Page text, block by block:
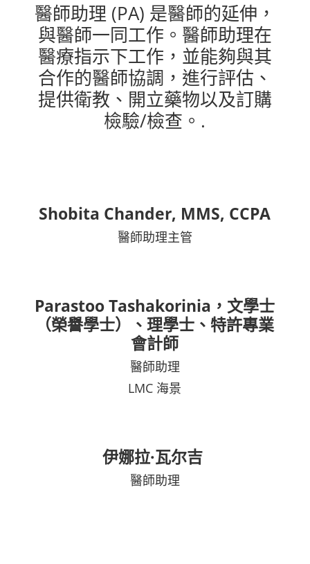
醫師助理 (PA) 是醫師的延伸，
與醫師一同工作。醫師助理在
醫療指示下工作，並能夠與其
合作的醫師協調，進行評估、
提供衛教、開立藥物以及訂購
檢驗/檢查。.
Shobita Chander, MMS, CCPA
醫師助理主管
Parastoo Tashakorinia，文學士
（榮譽學士）、理學士、特許專業
會計師
醫師助理
LMC 海景
伊娜拉·瓦尔吉
醫師助理